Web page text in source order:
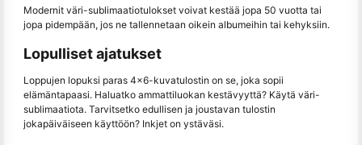
Modernit väri-sublimaatiotulokset voivat kestää jopa 50 vuotta tai
jopa pidempään, jos ne tallennetaan oikein albumeihin tai kehyksiin.
Lopulliset ajatukset
Loppujen lopuksi paras 4x6-kuvatulostin on se, joka sopii
elämäntapaasi. Haluatko ammattiluokan kestävyyttä? Käytä väri-
sublimaatiota. Tarvitsetko edullisen ja joustavan tulostin
jokapäiväiseen käyttöön? Inkjet on ystäväsi.